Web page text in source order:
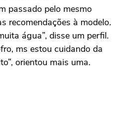
passado pelo mesmo
recomendações à modelo.
água”, disse um perfil.
ms estou cuidando da
orientou mais uma.